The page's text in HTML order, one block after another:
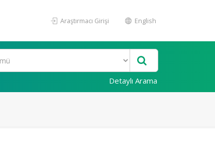
Araştırmacı Girişi English
Detaylı Arama